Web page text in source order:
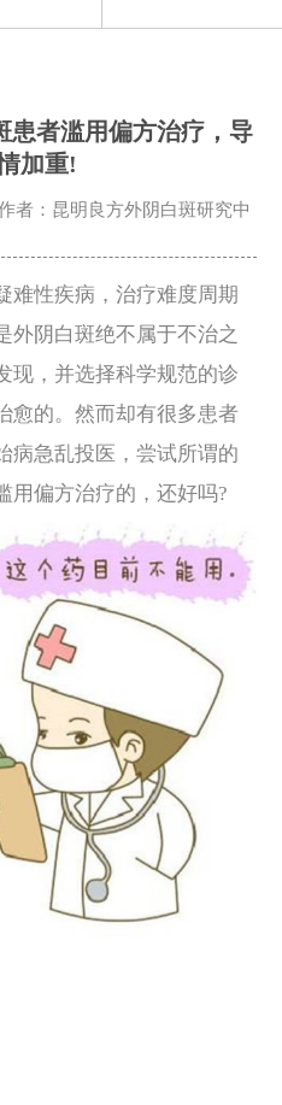
患者滥用偏方治疗，导
加重!
者：昆明良方外阴白斑研究中
性疾病，治疗难度周期
外阴白斑绝不属于不治之
现，并选择科学规范的诊
愈的。然而却有很多患者
病急乱投医，尝试所谓的
用偏方治疗的，还好吗?